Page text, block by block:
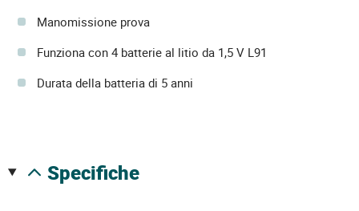
Manomissione prova
Funziona con 4 batterie al litio da 1,5 V L91
Durata della batteria di 5 anni
specifiche